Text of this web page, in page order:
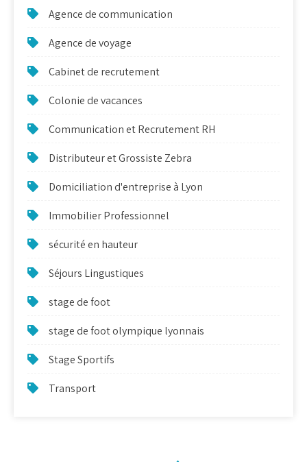
Agence de communication
Agence de voyage
Cabinet de recrutement
Colonie de vacances
Communication et Recrutement RH
Distributeur et Grossiste Zebra
Domiciliation d'entreprise à Lyon
Immobilier Professionnel
sécurité en hauteur
Séjours Lingustiques
stage de foot
stage de foot olympique lyonnais
Stage Sportifs
Transport